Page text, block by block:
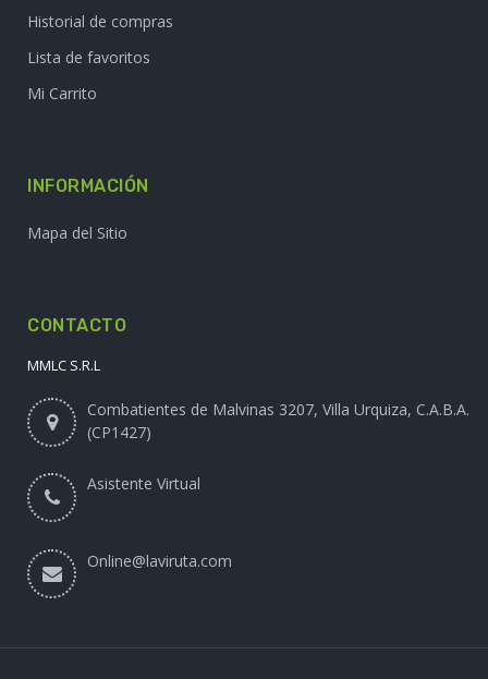
Historial de compras
Lista de favoritos
Mi Carrito
INFORMACIÓN
Mapa del Sitio
CONTACTO
MMLC S.R.L
Combatientes de Malvinas 3207, Villa Urquiza, C.A.B.A.
(CP1427)
Asistente Virtual
Online@laviruta.com